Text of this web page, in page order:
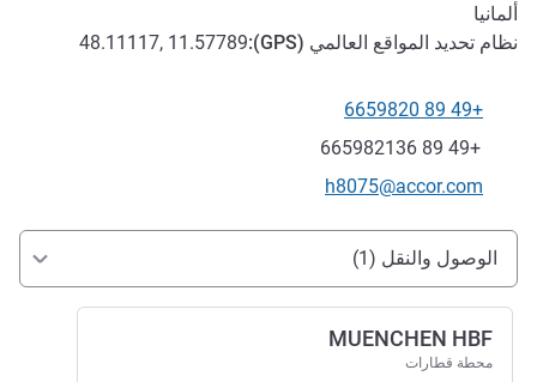
ألمانيا
نظام تحديد المواقع العالمي (GPS
):
48.11117, 11.57789
الهاتف
+49 89 6659820
فاكس
+49 89 665982136
تواصل معنا عبر البريد الإلكتروني
h8075@accor.com
الوصول والتنقل
الوصول والنقل (1)
MUENCHEN HBF
محطة قطارات